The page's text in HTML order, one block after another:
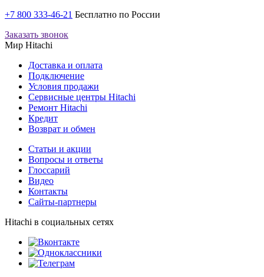
+7 800 333-46-21 Бесплатно по России
Заказать звонок
Мир Hitachi
Доставка и оплата
Подключение
Условия продажи
Сервисные центры Hitachi
Ремонт Hitachi
Кредит
Возврат и обмен
Cтатьи и акции
Вопросы и ответы
Глоссарий
Видео
Контакты
Сайты-партнеры
Hitachi в социальных сетях